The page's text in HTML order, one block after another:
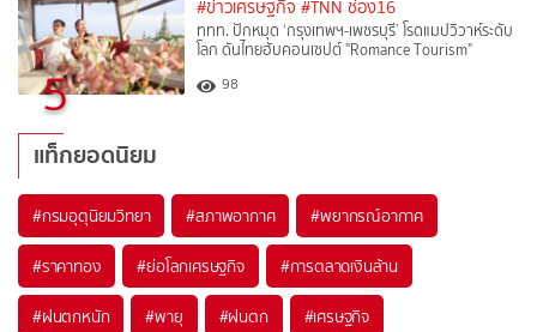
5
#ข่าวเศรษฐกิจ #TNN ช่อง16
ททท. ปักหมุด ‘กรุงเทพฯ-เพชรบุรี’ โรดแมปวิวาห์ระดับ
โลก ดันไทยฮับคอนเซปต์ "Romance Tourism"
98
แท็กยอดนิยม
#กรมอุตุนิยมวิทยา #สภาพอากาศ #พยากรณ์อากาศ
#ราคาทอง #ย่อโลกเศรษฐกิจ #การตลาดเงินล้าน
#ฝนตกหนัก #พายุ #ฝนตก #เศรษฐกิจ